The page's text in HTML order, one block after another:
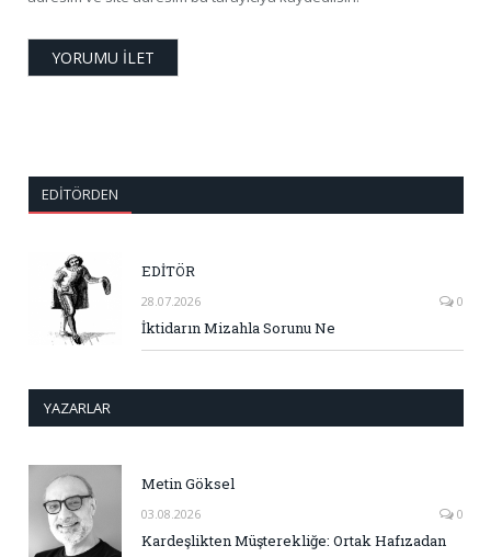
EDITÖRDEN
EDİTÖR
28.07.2026 0
İktidarın Mizahla Sorunu Ne
YAZARLAR
Metin Göksel
03.08.2026 0
Kardeşlikten Müşterekliğe: Ortak Hafızadan